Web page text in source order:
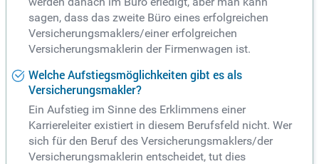
sagen, dass das zweite Büro eines erfolgreichen
Versicherungsmaklers/einer erfolgreichen
Versicherungsmaklerin der Firmenwagen ist.
Welche Aufstiegsmöglichkeiten gibt es als
Versicherungsmakler?
Ein Aufstieg im Sinne des Erklimmens einer
Karriereleiter existiert in diesem Berufsfeld nicht. Wer
sich für den Beruf des Versicherungsmaklers/der
Versicherungsmaklerin entscheidet, tut dies